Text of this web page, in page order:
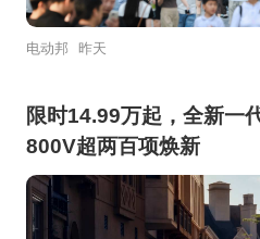
电动邦 昨天
限时14.99万起，全新一
800V超两百项焕新